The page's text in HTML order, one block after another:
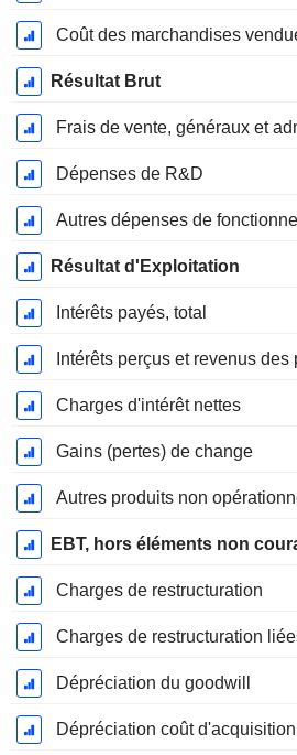
Coût des marchandises
Résultat Brut
Frais de vente, généraux et
Dépenses de R&D
Autres dépenses de
Résultat d'Exploitation
Intérêts payés, total
Intérêts perçus et revenus des
Charges d'intérêt nettes
Gains (pertes) de change
Autres produits non
EBT, hors éléments non
Charges de restructuration
Dépréciation du goodwill
Dépréciation coût